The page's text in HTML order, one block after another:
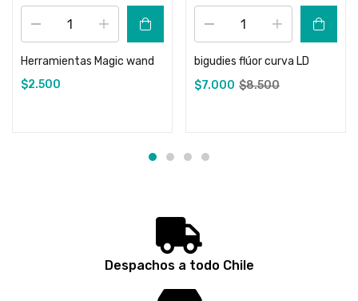
Herramientas Magic wand
$2.500
bigudies flúor curva LD
$7.000 $8.500
Despachos a todo Chile